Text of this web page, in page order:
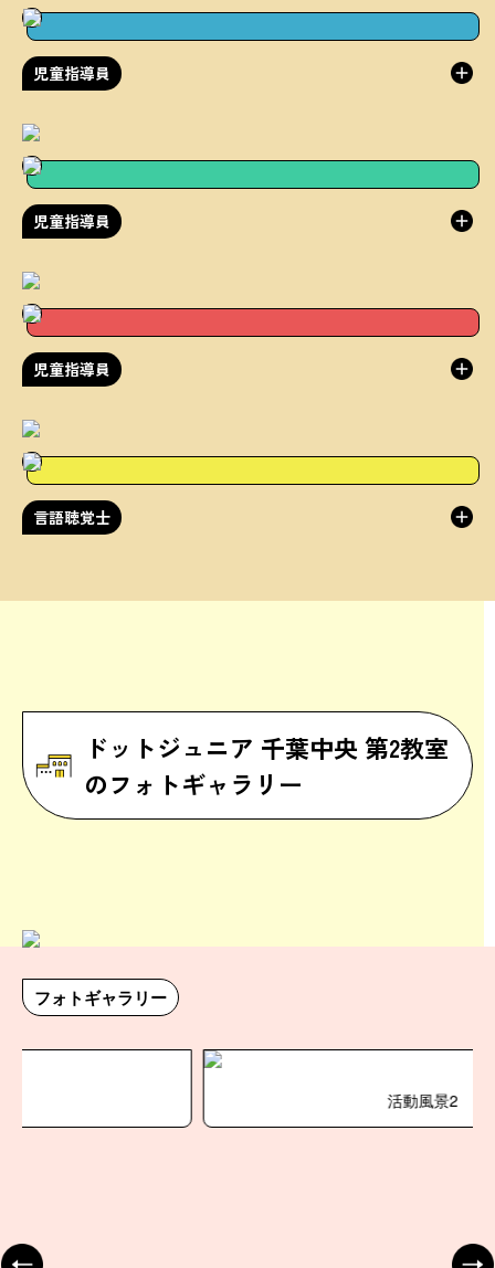
児童指導員
児童指導員
児童指導員
言語聴覚士
ドットジュニア 千葉中央 第2教室
のフォトギャラリー
フォトギャラリー